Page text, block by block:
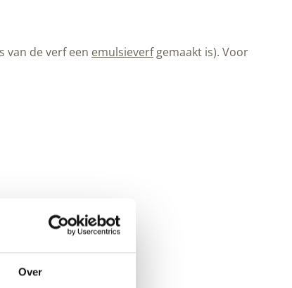
Over
van de verf een emulsieverfgemaakt is). Voor